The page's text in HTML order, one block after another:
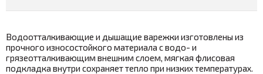
Водоотталкивающие и дышащие варежки изготовлены из
прочного износостойкого материала с водо- и
грязеотталкивающим внешним слоем, мягкая флисовая
подкладка внутри сохраняет тепло при низких температурах.